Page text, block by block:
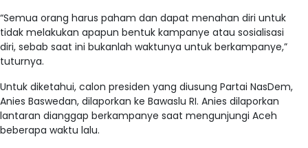
“Semua orang harus paham dan dapat menahan diri untuk
tidak melakukan apapun bentuk kampanye atau sosialisasi
diri, sebab saat ini bukanlah waktunya untuk berkampanye,”
tuturnya.
Untuk diketahui, calon presiden yang diusung Partai NasDem,
Anies Baswedan, dilaporkan ke Bawaslu RI. Anies dilaporkan
lantaran dianggap berkampanye saat mengunjungi Aceh
beberapa waktu lalu.